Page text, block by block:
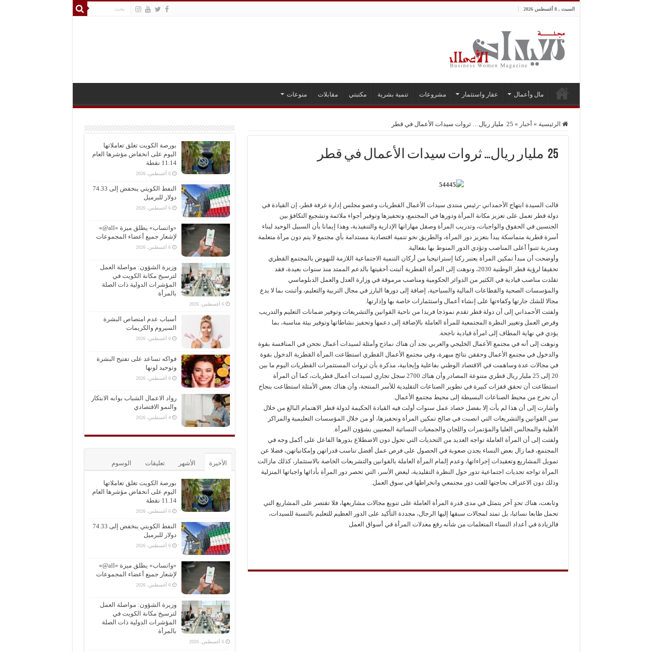
السبت , 8 أغسطس 2026
مال وأعمال عقار واستثمار مشروعات تنمية بشرية مكتبتي مقابلات منوعات
الرئيسية » أخبار » 25 مليار ريال… ثروات سيدات الأعمال في قطر
25 مليار ريال… ثروات سيدات الأعمال في قطر
قالت السيدة ابتهاج الأحمداني -رئيس منتدى سيدات الأعمال القطريات وعضو مجلس إدارة غرفة قطر، إن القيادة في
دولة قطر تعمل على تعزيز مكانة المرأة ودورها في المجتمع، وتحفيزها وتوفير أجواء ملائمة وتشجيع التكافؤ بين
الجنسين في الحقوق والواجبات، وتدريب المرأة وصقل مهاراتها الإدارية والتنفيذية، وهذا إيمانا بأن السبيل الوحيد لبناء
أسرة قطرية متماسكة يبدأ بتعزيز دور المرأة، والطريق نحو تنمية اقتصادية مستدامة بأي مجتمع لا يتم دون مرأة متعلمة
ومدربة تتبوأ أعلى المناصب وتؤدي الدور المنوط بها بفعالية.
وأوضحت أن مبدأ تمكين المرأة يعتبر ركنا إستراتيجيا من أركان التنمية الاجتماعية اللازمة للنهوض بالمجتمع القطري
تحقيقا لرؤية قطر الوطنية 2030، ونوهت إلى المرأة القطرية أثبتت أحقيتها بالدعم الممتد منذ سنوات بعيدة، فقد
تقلدت مناصب قيادية في الكثير من الدوائر الحكومية ومناصب مرموقة في وزارة العدل والعمل الدبلوماسي
والمؤسسات الصحية والقطاعات المالية والسياحية، إضافة إلى دورها البارز في مجال التربية والتعليم، وأثبتت بما لا يدع
مجالا للشك جارتها وكفاءتها على إنشاء أعمال واستثمارات خاصة بها وإدارتها.
ولفتت الأحمداني إلى أن دولة قطر تقدم نموذجا فريدا من ناحية القوانين والتشريعات وتوفير ضمانات التعليم والتدريب
وفرص العمل وتغيير النظرة المجتمعية للمرأة العاملة بالإضافة إلى دعمها وتحفيز نشاطاتها وتوفير بيئة مناسبة، بما
يؤدي في نهاية المطاف إلى امرأة قيادية ناجحة.
ونوهت إلى أنه في مجتمع الأعمال الخليجي والعربي نجد أن هناك نماذج وأمثلة لسيدات أعمال نجحن في المنافسة بقوة
والدخول في مجتمع الأعمال وحققن نتائج مبهرة، وفي مجتمع الأعمال القطري استطاعت المرأة القطرية الدخول بقوة
في مجالات عدة وساهمت في الاقتصاد الوطني بفاعلية وإيجابية، مذكرة بأن ثروات المستثمرات القطريات اليوم ما بين
20 إلى 25 مليار ريال قطري متنوعة المصادر وأن هناك 2700 سجل تجاري لسيدات أعمال قطريات، كما أن المرأة
استطاعت أن تحقق قفزات كبيرة في تطوير الصناعات التقليدية للأسر المنتجة، وأن هناك بعض الأمثلة استطاعت بنجاح
أن تخرج من محيط الصناعات البسيطة إلى محيط مجتمع الأعمال.
وأشارت إلى أن هذا لم يأت إلا بفضل حصاد عمل سنوات أولت فيه القيادة الحكيمة لدولة قطر الاهتمام البالغ من خلال
سن القوانين والتشريعات التي انصبت في صالح تمكين المرأة وتحفيزها، أو من خلال المؤسسات التعليمية والمراكز
الأهلية والمجالس العليا والمؤتمرات واللجان والجمعيات النسائية المعنيين بشؤون المرأة.
ولفتت إلى أن المرأة العاملة تواجه العديد من التحديات التي تحول دون الاضطلاع بدورها الفاعل على أكمل وجه في
المجتمع، فما زال بعض النساء يجدن صعوبة في الحصول على فرص عمل أفضل تناسب قدراتهن وإمكانياتهن، فضلا عن
تمويل المشاريع وتعقيدات إجراءاتها، وعدم إلمام المرأة العاملة بالقوانين والتشريعات الخاصة بالاستثمار، كذلك مازالت
المرأة تواجه تحديات اجتماعية تدور حول النظرة التقليدية، لبعض الأسر، التي تحصر دور المرأة بأدائها واجباتها المنزلية
وذلك دون الاعتراف بحاجتها للعب دور مجتمعي وانخراطها في سوق العمل.
وتابعت، هناك تحدٍ آخر يتمثل في مدى قدرة المرأة العاملة على تنويع مجالات مشاريعها، فلا تقتصر على المشاريع التي
تحمل طابعا نسائيا، بل تمتد لمجالات سبقها إليها الرجال، مجددة التأكيد على الدور العظيم للتعليم بالنسبة للسيدات،
فالزيادة في أعداد النساء المتعلمات من شأنه رفع معدلات المرأة في أسواق العمل
بورصة الكويت تغلق تعاملاتها
اليوم على انخفاض مؤشرها العام
11.14 نقطة
6 أغسطس، 2026
النفط الكويتي ينخفض إلى 74.33
دولار للبرميل
6 أغسطس، 2026
«واتساب» يطلق ميزة «all@»
لإشعار جميع أعضاء المجموعات
6 أغسطس، 2026
وزيرة الشؤون: مواصلة العمل
لترسيخ مكانة الكويت في
المؤشرات الدولية ذات الصلة
بالمرأة
6 أغسطس، 2026
أسباب عدم امتصاص البشرة
السيروم والكريمات
6 أغسطس، 2026
فواكه تساعد على تفتيح البشرة
وتوحيد لونها
6 أغسطس، 2026
رواد الاعمال الشباب بوابه الابتكار
والنمو الاقتصادي
4 أغسطس، 2026
الأخيرة الأشهر تعليقات الوسوم
بورصة الكويت تغلق تعاملاتها
اليوم على انخفاض مؤشرها العام
11.14 نقطة
6 أغسطس، 2026
النفط الكويتي ينخفض إلى 74.33
دولار للبرميل
6 أغسطس، 2026
«واتساب» يطلق ميزة «all@»
لإشعار جميع أعضاء المجموعات
6 أغسطس، 2026
وزيرة الشؤون: مواصلة العمل
لترسيخ مكانة الكويت في
المؤشرات الدولية ذات الصلة
بالمرأة
6 أغسطس، 2026